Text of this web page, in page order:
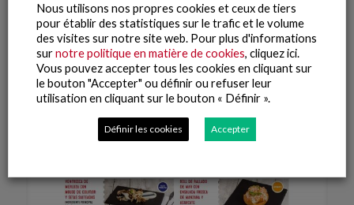
Nous utilisons nos propres cookies et ceux de tiers
pour établir des statistiques sur le trafic et le volume
des visites sur notre site web. Pour plus d'informations
surnotre politique en matière de cookies, cliquez ici.
Vous pouvez accepter tous les cookies en cliquant sur
le bouton "Accepter" ou définir ou refuser leur
utilisation en cliquant sur le bouton « Définir ».
Définir les cookies Accepter